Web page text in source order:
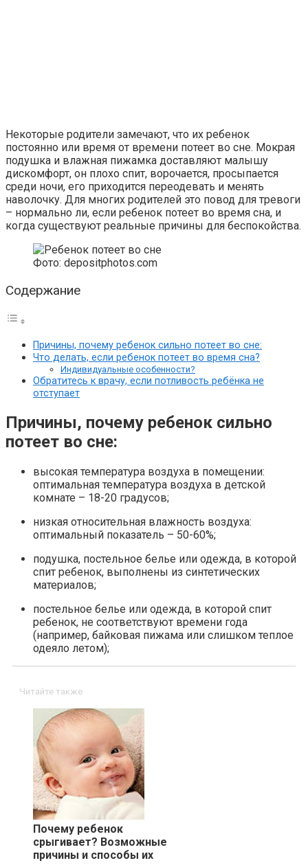
Некоторые родители замечают, что их ребенок
постоянно или время от времени потеет во сне. Мокрая
подушка и влажная пижамка доставляют малышу
дискомфорт, он плохо спит, ворочается, просыпается
среди ночи, его приходится переодевать и менять
наволочку. Для многих родителей это повод для тревоги
– нормально ли, если ребенок потеет во время сна, и
когда существуют реальные причины для беспокойства.
Фото: depositphotos.com
Содержание
Причины, почему ребенок сильно потеет во сне:
Что делать, если ребенок потеет во время сна?
Индивидуальные особенности?
Обратитесь к врачу, если потливость ребёнка не
отступает
Причины, почему ребенок сильно
потеет во сне:
высокая температура воздуха в помещении:
оптимальная температура воздуха в детской
комнате – 18-20 градусов;
низкая относительная влажность воздуха:
оптимальный показатель – 50-60%;
подушка, постельное белье или одежда, в которой
спит ребенок, выполнены из синтетических
материалов;
постельное белье или одежда, в которой спит
ребенок, не соответствуют времени года
(например, байковая пижама или слишком теплое
одеяло летом);
Читайте также
Почему ребенок
срыгивает? Возможные
причины и способы их